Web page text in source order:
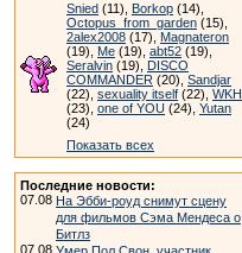
Snied (11), Borkop (14),
Octopus_from_garden (15),
2alex2008 (17), Magnateron
(19), Me (19), abt52 (19),
Seralvin (19), DISCO
COMMANDER (20), Sandjar
(22), sexuality itself (22), WKH
(23), one of YOU (24), Yutan
(24)
Показать всех
Последние новости:
07.08 На Эбби-роуд снимут сцену
для фильмов Сэма Мендеса о
Битлз
07.08